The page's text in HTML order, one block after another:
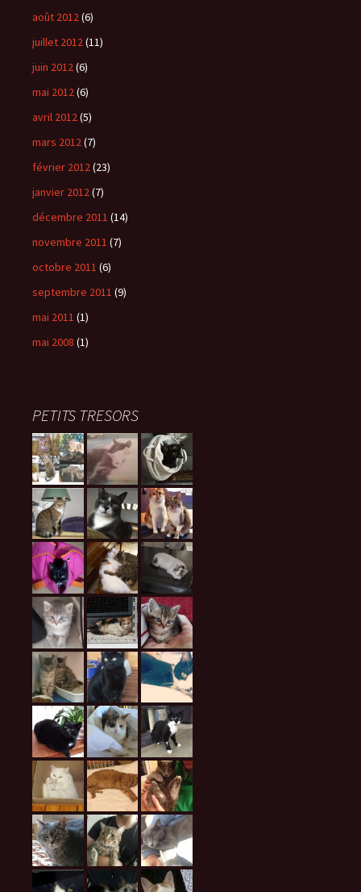
août 2012(6)
juillet 2012(11)
juin 2012(6)
mai 2012(6)
avril 2012(5)
mars 2012(7)
février 2012(23)
janvier 2012(7)
décembre 2011 (14)
novembre 2011 (7)
octobre 2011 (6)
septembre 2011 (9)
mai 2011 (1)
mai 2008 (1)
PETITS TRESORS